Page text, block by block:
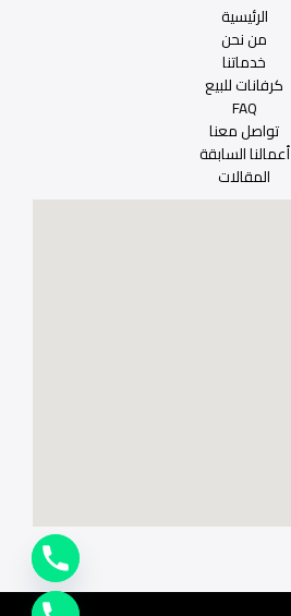
الرئيسية
من نحن
خدماتنا
كرفانات للبيع
FAQ
تواصل معنا
أعمالنا السابقة
المقالات